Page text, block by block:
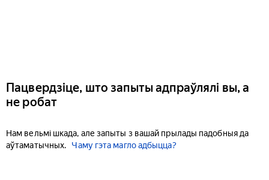
Пацвердзіце, што запыты адпраўлялі вы, а
не робат
Нам вельмі шкада, але запыты з вашай прылады падобныя да
аўтаматычных.
Чаму гэта магло адбыцца?